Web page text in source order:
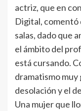
actriz, que en
Digital, comentó
salas, dado que
el ámbito del
está cursando.
dramatismo
desolación y el
Una mujer que